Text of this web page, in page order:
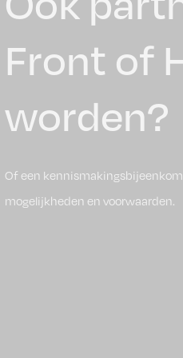
Front of
worden?
Of een
mogelijkheden en voorwaarden.